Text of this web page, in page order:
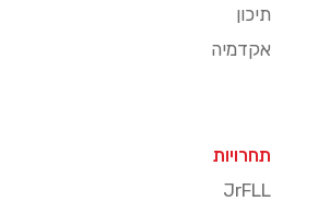
תיכון
אקדמיה
תחרויות
JrFLL